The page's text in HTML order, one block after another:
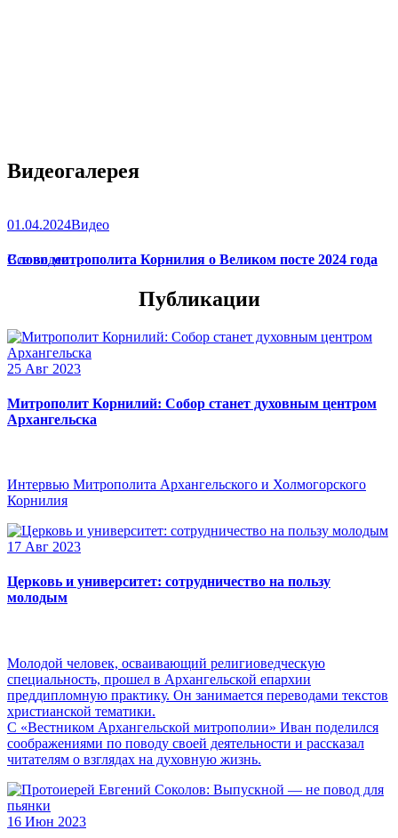
Видеогалерея
01.04.2024Видео
Слово митрополита Корнилия о Великом посте 2024 года
Все видео
Публикации
25 Авг 2023
Митрополит Корнилий: Собор станет духовным центром
Архангельска
Интервью Митрополита Архангельского и Холмогорского
Корнилия
17 Авг 2023
Церковь и университет: сотрудничество на пользу
молодым
Молодой человек, осваивающий религиоведческую
специальность, прошел в Архангельской епархии
преддипломную практику. Он занимается переводами текстов
христианской тематики.
С «Вестником Архангельской митрополии» Иван поделился
соображениями по поводу своей деятельности и рассказал
читателям о взглядах на духовную жизнь.
16 Июн 2023